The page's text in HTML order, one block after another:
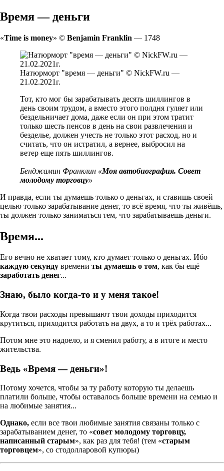
Время — деньги
«Time is money» © Benjamin Franklin — 1748
Натюрморт "время — деньги" © NickFW.ru —
21.02.2021г.
Тот, кто мог бы зарабатывать десять шиллингов в
день своим трудом, а вместо этого полдня гуляет или
бездельничает дома, даже если он при этом тратит
только шесть пенсов в день на свои развлечения и
безделье, должен учесть не только этот расход, но и
считать, что он истратил, а вернее, выбросил на
ветер еще пять шиллингов.
Бенджамин Франклин «Моя автобиография. Совет
молодому торговцу»
И правда, если ты думаешь только о деньгах, и ставишь своей
целью только зарабатывание денег, то всё время, что ты живёшь,
ты должен только заниматься тем, что зарабатываешь деньги.
Время...
Его вечно не хватает тому, кто думает только о деньгах. Ибо
каждую секунду времени ты думаешь о том, как бы ещё
заработать денег...
Знаю, было когда-то и у меня такое!
Когда твои расходы превышают твои доходы приходится
крутиться, приходится работать на двух, а то и трёх работах...
Потом мне это надоело, и я сменил работу, а в итоге и место
жительства.
Ведь «Время— деньги»!
Потому хочется, чтобы за ту работу которую ты делаешь
платили больше, чтобы оставалось больше времени на семью и
на любимые занятия...
Однако, если все твои любимые занятия связаны только с
зарабатыванием денег, то «совет молодому торговцу,
написанный старым», как раз для тебя! (тем «старым
торговцем», со стодолларовой купюры)